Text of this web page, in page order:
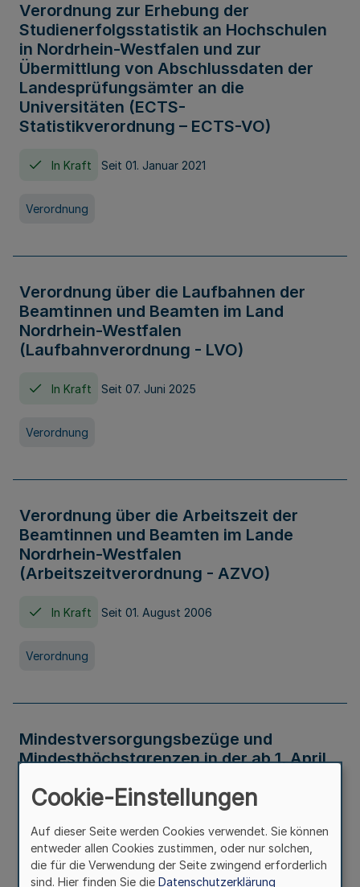
Verordnung zur Erhebung der
Studienerfolgsstatistik an Hochschulen
in Nordrhein-Westfalen und zur
Übermittlung von Abschlussdaten der
Landesprüfungsämter an die
Universitäten (ECTS-
Statistikverordnung – ECTS-VO)
In Kraft Seit 01. Januar 2021
Verordnung
Verordnung über die Laufbahnen der
Beamtinnen und Beamten im Land
Nordrhein-Westfalen
(Laufbahnverordnung - LVO)
In Kraft Seit 07. Juni 2025
Verordnung
Verordnung über die Arbeitszeit der
Beamtinnen und Beamten im Lande
Nordrhein-Westfalen
(Arbeitszeitverordnung - AZVO)
In Kraft Seit 01. August 2006
Verordnung
Mindestversorgungsbezüge und
Mindesthöchstgrenzen in der ab 1. April
Verwaltungsvorschrift
Cookie-Einstellungen
Auf dieser Seite werden Cookies verwendet. Sie können
entweder allen Cookies zustimmen, oder nur solchen,
die für die Verwendung der Seite zwingend erforderlich
sind. Hier finden Sie die Datenschutzerklärung